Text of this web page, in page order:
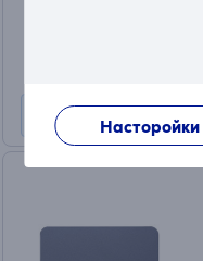
Насторойки